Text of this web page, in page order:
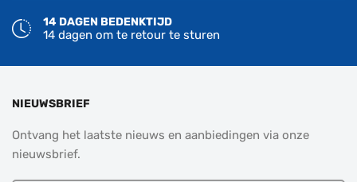
14 DAGEN BEDENKTIJD
14 dagen om te retour te sturen
NIEUWSBRIEF
Ontvang het laatste nieuws en aanbiedingen via onze
nieuwsbrief.